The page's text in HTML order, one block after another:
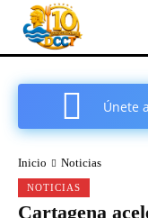
Únete
Inicio Noticias
NOTICIAS
Cartagena